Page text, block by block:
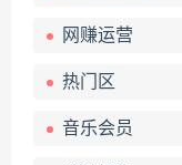
网赚运营
热门区
音乐会员